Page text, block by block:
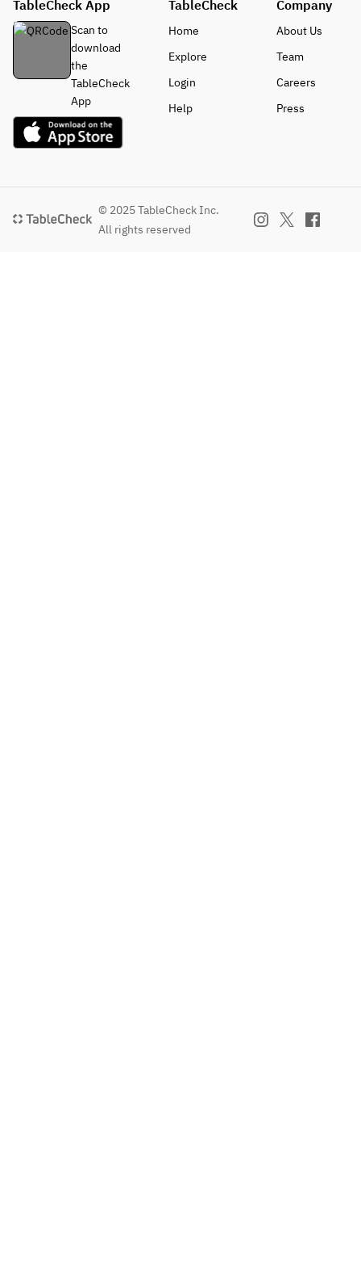
TableCheck App
Scan to
download
the
TableCheck
App
TableCheck
Home
Explore
Login
Help
Company
About Us
Team
Careers
Press
© 2025 TableCheck Inc.
All rights reserved